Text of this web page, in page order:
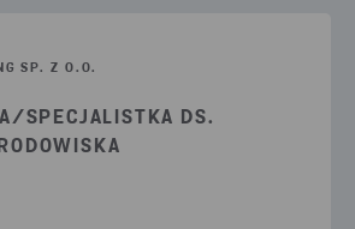
SP. Z O.O.
SPECJALISTKA DS.